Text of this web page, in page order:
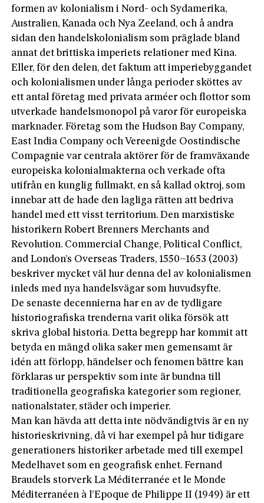
formen av kolonialism i Nord- och Sydamerika,
Australien, Kanada och Nya Zeeland, och å andra
sidan den handelskolonialism som präglade bland
annat det brittiska imperiets relationer med Kina.
Eller, för den delen, det faktum att imperiebyggandet
och kolonialismen under långa perio­der sköttes av
ett antal företag med privata arméer och flottor som
utverkade handelsmonopol på varor för europeis­ka
marknader. Företag som the Hudson Bay Company,
East India Company och Vereenigde Oostindische
Compagnie var centrala aktörer för de framväxande
europeiska kolonialmakterna och verkade ofta
utifrån en kunglig fullmakt, en så kallad oktroj, som
innebar att de hade den lagliga rätten att bedriva
handel med ett visst territorium. Den marxistiske
historikern Robert Brenners Merchants and
Revolution. Commercial­ Change, Political Conflict,
and London’s Overseas Traders, 1550–1653 (2003)
beskriver mycket väl hur denna del av kolonialismen
inleds med nya handelsvägar som huvudsyfte.
De senaste decennierna har en av de tydligare
historiografiska trenderna varit olika försök att
skriva global historia. Detta begrepp har kommit att
betyda en mängd olika saker men gemensamt är
idén att förlopp, händelser och fenomen bättre kan
förklaras ur perspektiv som inte är bundna till
traditionella geografiska kategorier som regioner,
nationalstater, städer och imperier.
Man kan hävda att detta inte nödvändigtvis är en ny
historieskrivning, då vi har exempel på hur tidigare
generationers historiker arbetade med till exempel
Medelhavet som en geografisk enhet. Fernand
Braudels storverk La Méditerranée et le Monde
Méditerranéen à l’Epoque de Philippe II (1949) är ett